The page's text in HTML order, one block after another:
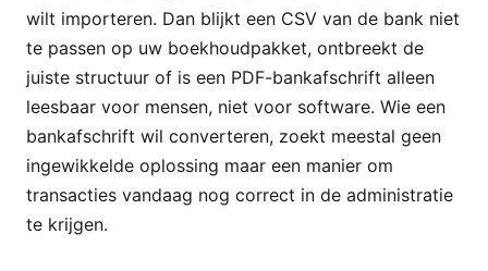
wilt importeren. Dan blijkt een CSV van de bank niet
te passen op uw boekhoudpakket, ontbreekt de
juiste structuur of is een PDF-bankafschrift alleen
leesbaar voor mensen, niet voor software. Wie een
bankafschrift wil converteren, zoekt meestal geen
ingewikkelde oplossing maar een manier om
transacties vandaag nog correct in de administratie
te krijgen.